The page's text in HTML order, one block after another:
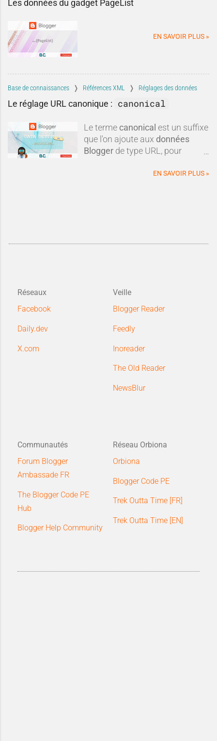
systématiquement lui préférer
cette tribune, nous allons
Les données du gadget PageList
EN SAVOIR PLUS »
Base de connaissances Références XML Réglages des données
Le réglage URL canonique : canonical
Le terme canonical est un suffixe
que l'on ajoute aux données
Blogger de type URL, pour
EN SAVOIR PLUS »
Réseaux
Facebook
Daily.dev
X.com
Veille
Blogger Reader
Feedly
Inoreader
The Old Reader
NewsBlur
Communautés
Forum Blogger
Ambassade FR
The Blogger Code PE
Hub
Blogger Help Community
Réseau Orbiona
Orbiona
Blogger Code PE
Trek Outta Time [FR]
Trek Outta Time [EN]